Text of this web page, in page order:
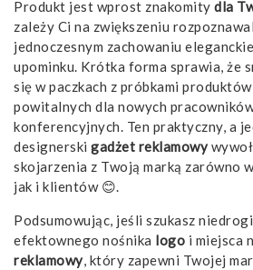
Produkt jest wprost znakomity dla
zależy Ci na zwiększeniu
jednoczesnym zachowaniu
upominku. Krótka forma sprawia, że
się w paczkach z próbkami
powitalnych dla nowych
konferencyjnych. Ten praktyczny, a
designerski gadżet reklamowy
skojarzenia z Twoją marką zarówno
jak i klientów 😊.
Podsumowując, jeśli szukasz
efektownego nośnika logo i miejsca
reklamowy, który zapewni Twojej